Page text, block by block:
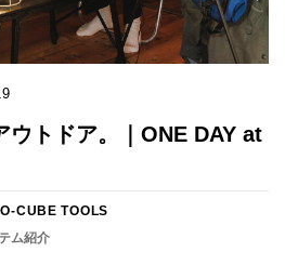
ウトドア。｜ONE DAY at
CUBE TOOLS
ム紹介